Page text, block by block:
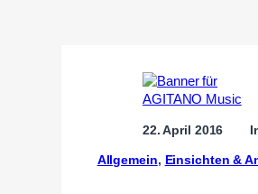
22. April 2016
Allgemein, Einsichten &